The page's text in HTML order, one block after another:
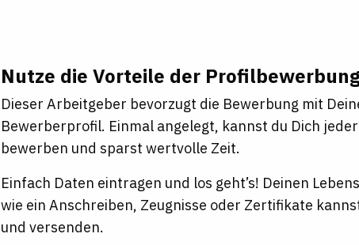
Nutze die Vorteile der
Dieser Arbeitgeber bevorzugt die Bewerbung mit
Bewerberprofil. Einmal angelegt, kannst du Dich
bewerben und sparst wertvolle Zeit.
Einfach Daten eintragen und los geht’s! Deinen
wie ein Anschreiben, Zeugnisse oder Zertifikate
und versenden.